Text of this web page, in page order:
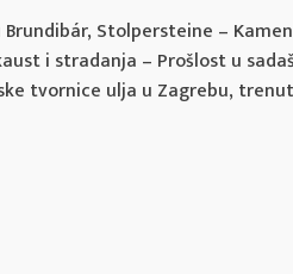
Stolpersteine –
i stradanja – Prošlost u
tvornice ulja u Zagrebu,